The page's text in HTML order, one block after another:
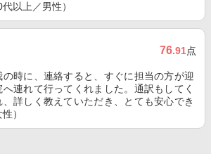
以上／男性）
76.91点
時に、連絡すると、すぐに担当の方が迎
連れて行ってくれました。通訳もしてく
詳しく教えていただき、とても安心でき
）